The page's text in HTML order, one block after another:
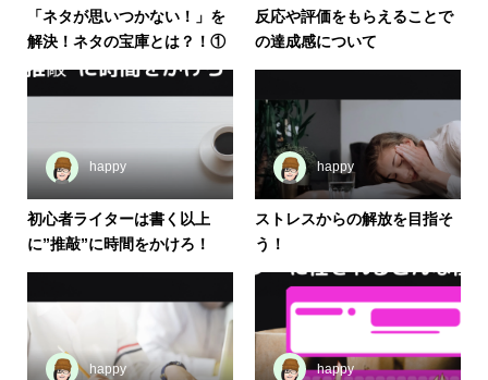
「ネタが思いつかない！」を
解決！ネタの宝庫とは？！①
反応や評価をもらえることで
の達成感について
happy
初心者ライターは書く以上
に”推敲”に時間をかけろ！
happy
ストレスからの解放を目指そ
う！
happy happy